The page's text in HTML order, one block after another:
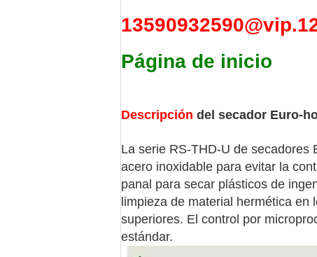
Página de inicio
Descripción del secador Euro-
La serie RS-THD-U de secadores
acero inoxidable para evitar la
panal para secar plásticos de
limpieza de material hermética
superiores. El control por
estándar.